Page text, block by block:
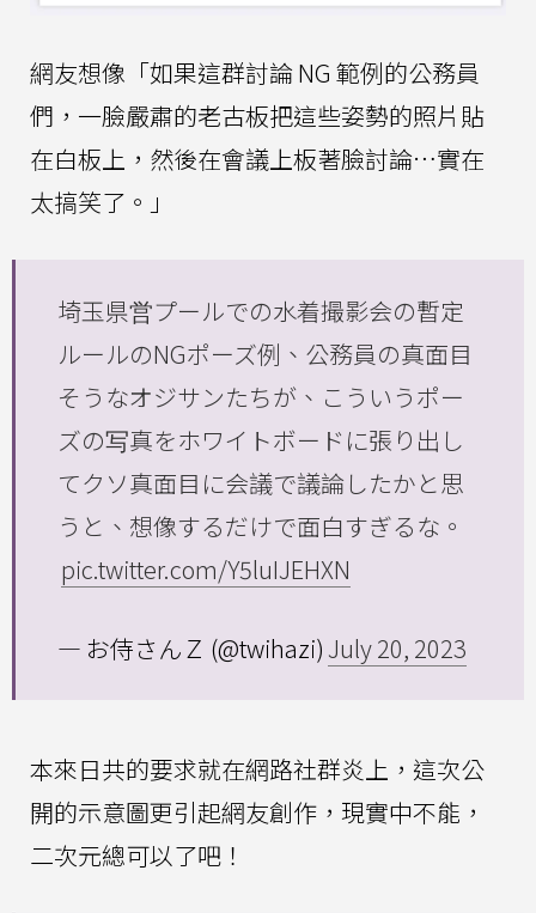
網友想像「如果這群討論 NG 範例的公務員
們，一臉嚴肅的老古板把這些姿勢的照片貼
在白板上，然後在會議上板著臉討論…實在
太搞笑了。」
埼玉県営プールでの水着撮影会の暫定
ルールのNGポーズ例、公務員の真面目
そうなオジサンたちが、こういうポー
ズの写真をホワイトボードに張り出し
てクソ真面目に会議で議論したかと思
うと、想像するだけで面白すぎるな。
pic.twitter.com/Y5luIJEHXN
— お侍さんＺ (@twihazi) July 20, 2023
本來日共的要求就在網路社群炎上，這次公
開的示意圖更引起網友創作，現實中不能，
二次元總可以了吧！